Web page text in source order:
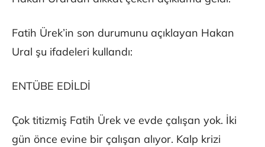
Fatih Ürek’in son durumunu açıklayan Hakan
Ural şu ifadeleri kullandı:
ENTÜBE EDİLDİ
Çok titizmiş Fatih Ürek ve evde çalışan yok. İki
gün önce evine bir çalışan alıyor. Kalp krizi